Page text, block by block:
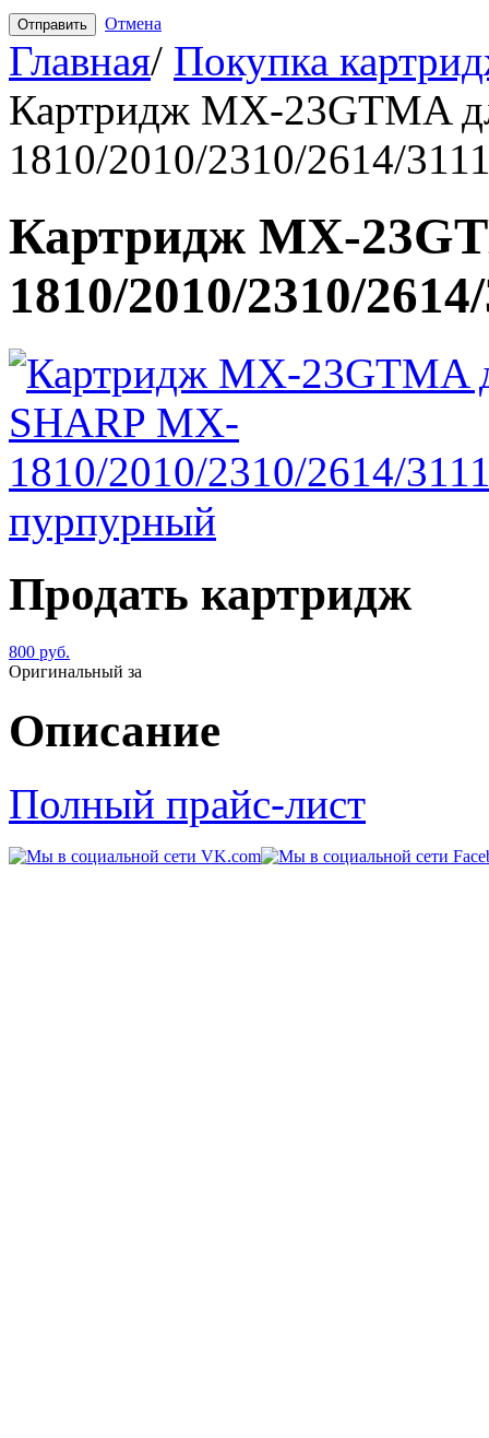
Отмена
Главная/ Покупка
Картридж MX-23GTMA
1810/2010/2310/2614/
Картридж MX-
1810/2010/2310/
Продать картридж
800 руб.
Оригинальный за
Описание
Полный прайс-лист